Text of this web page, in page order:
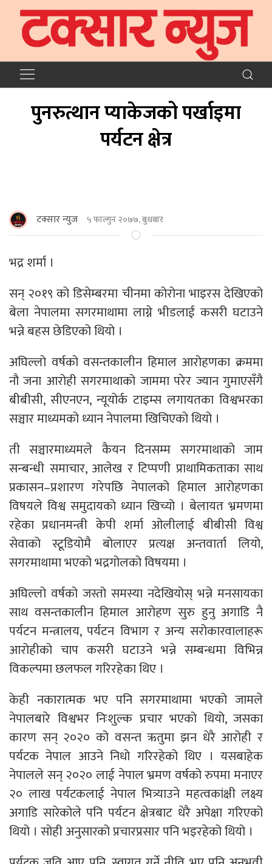
पुनरुत्थान प्याकेजको पर्खाइमा
पर्यटन क्षेत्र
टक्सार न्युज ५ फाल्गुन २०७७, बुधबार
भद्र शर्मा ।
सन् २०१९ को डिसेम्बरमा चीनमा कोरोना भाइरस देखिएको
बेला नेपालमा सगरमाथामा लाग्ने भीडलाई कसरी घटाउने
भन्ने बहस छेडिएको थियो ।
अघिल्लो वर्षको वसन्तकालीन हिमाल आरोहणका क्रममा
नौ जना आरोही सगरमाथाको जाममा परेर ज्यान गुमाएसँगै
बीबीसी, सीएनएन, न्यूयोर्क टाइम्स लगायतका विश्वभरका
सञ्चार माध्यमको ध्यान नेपालमा खिचिएको थियो ।
ती सञ्चारमाध्यमले कैयन दिनसम्म सगरमाथाको जाम
सन्बन्धी समाचार, आलेख र टिप्पणी प्राथामिकताका साथ
प्रकासन–प्रशारण गरेपछि नेपालको हिमाल आरोहणका
विषयले विश्व समुदायको ध्यान खिच्यो । बेलायत भ्रमणमा
रहेका प्रधानमन्त्री केपी शर्मा ओलीलाई बीबीसी विश्व
सेवाको स्टूडियोमै बोलाएर प्रत्यक्ष अन्तवार्ता लियो,
सगरमाथामा भएको भद्रगोलको विषयमा ।
अघिल्लो वर्षको जस्तो समस्या नदेखियोस् भन्ने मनसायका
साथ वसन्तकालीन हिमाल आरोहण सुरु हुनु अगाडि नै
पर्यटन मन्त्रालय, पर्यटन विभाग र अन्य सरोकारवालाहरू
आरोहीको चाप कसरी घटाउने भन्ने सम्बन्धमा विभिन्न
विकल्पमा छलफल गरिरहेका थिए ।
केही नकारात्मक भए पनि सगरमाथामा भएको जामले
नेपालबारे विश्वभर निःशुल्क प्रचार भएको थियो, जसका
कारण सन् २०२० को वसन्त ऋतुमा झन धेरै आरोही र
पर्यटक नेपाल आउने निधो गरिरहेको थिए । यसबाहेक
नेपालले सन् २०२० लाई नेपाल भ्रमण वर्षको रुपमा मनाएर
२० लाख पर्यटकलाई नेपाल भित्र्याउने महत्वकांक्षी लक्ष्य
अगाडि सारेकोले पनि पर्यटन क्षेत्रबाट धेरै अपेक्षा गरिएको
थियो । सोही अनुसारको प्रचारप्रसार पनि भइरहेको थियो ।